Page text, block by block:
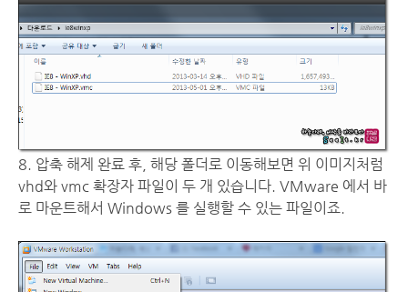
8. 압축 해제 완료 후, 해당 폴더로 이동해보면 위 이미지처럼
vhd와 vmc 확장자 파일이 두 개 있습니다. VMware 에서 바
로 마운트해서 Windows 를 실행할 수 있는 파일이죠.